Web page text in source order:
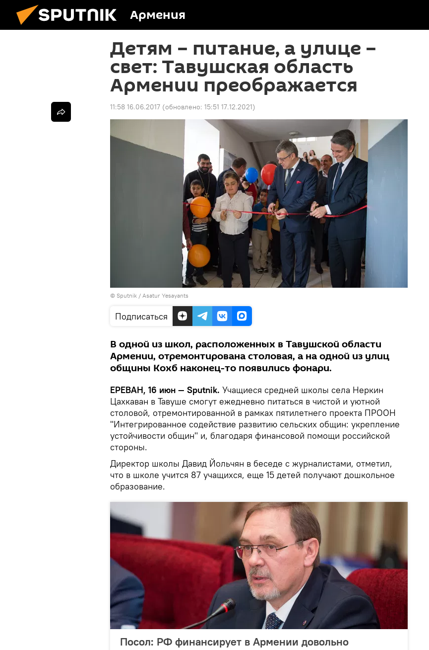
Армения
Детям – питание, а улице –
свет: Тавушская область
Армении преображается
11:58 16.06.2017 (обновлено: 15:51 17.12.2021)
© Sputnik / Asatur Yesayants
Подписаться
В одной из школ, расположенных в Тавушской области
Армении, отремонтирована столовая, а на одной из улиц
общины Кохб наконец-то появились фонари.
ЕРЕВАН, 16 июн — Sputnik. Учащиеся средней школы села Неркин
Цахкаван в Тавуше смогут ежедневно питаться в чистой и уютной
столовой, отремонтированной в рамках пятилетнего проекта ПРООН
"Интегрированное содействие развитию сельских общин: укрепление
устойчивости общин" и, благодаря финансовой помощи российской
стороны.
Директор школы Давид Йольчян в беседе с журналистами, отметил,
что в школе учится 87 учащихся, еще 15 детей получают дошкольное
образование.
Посол: РФ финансирует в Армении довольно